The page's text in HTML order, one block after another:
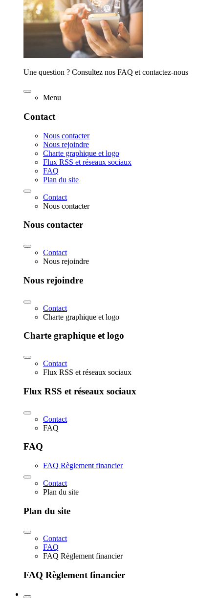
Une question ? Consultez nos FAQ et contactez-nous
Menu
Contact
Nous contacter
Nous rejoindre
Charte graphique et logo
Flux RSS et réseaux sociaux
FAQ
Plan du site
Contact
Nous contacter
Nous contacter
Contact
Nous rejoindre
Nous rejoindre
Contact
Charte graphique et logo
Charte graphique et logo
Contact
Flux RSS et réseaux sociaux
Flux RSS et réseaux sociaux
Contact
FAQ
FAQ
FAQ Règlement financier
Contact
Plan du site
Plan du site
Contact
FAQ
FAQ Règlement financier
FAQ Règlement financier